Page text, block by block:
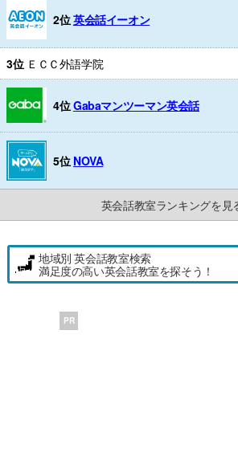
2位英会話イーオン
3位 ＥＣＣ外語学院
4位Gabaマンツーマン英会話
5位 NOVA
英会話教室ランキングを
地域別 英会話教室検索
満足度の高い英会話教室を探そう！
PR